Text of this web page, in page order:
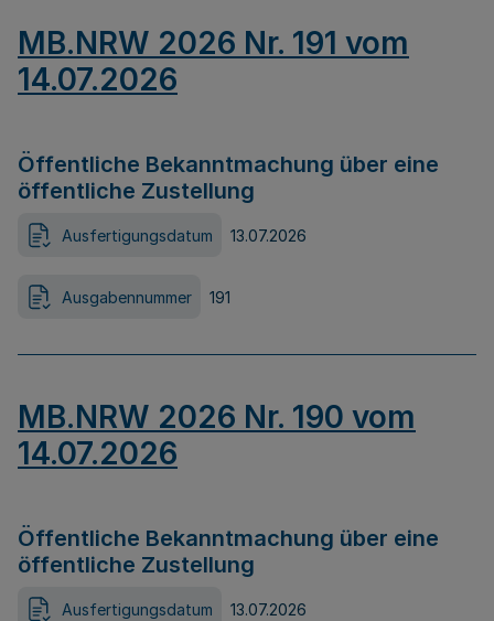
MB.NRW 2026 Nr. 191 vom
14.07.2026
Öffentliche Bekanntmachung über eine
öffentliche Zustellung
Ausfertigungsdatum 13.07.2026
Ausgabennummer 191
MB.NRW 2026 Nr. 190 vom
14.07.2026
Öffentliche Bekanntmachung über eine
öffentliche Zustellung
Ausfertigungsdatum 13.07.2026